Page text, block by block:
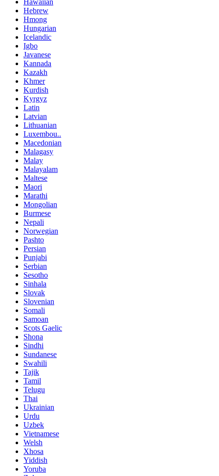
Hebrew
Hmong
Hungarian
Icelandic
Igbo
Javanese
Kannada
Kazakh
Khmer
Kurdish
Kyrgyz
Latin
Latvian
Lithuanian
Luxembou..
Macedonian
Malagasy
Malay
Malayalam
Maltese
Maori
Marathi
Mongolian
Burmese
Nepali
Norwegian
Pashto
Persian
Punjabi
Serbian
Sesotho
Sinhala
Slovak
Slovenian
Somali
Samoan
Scots Gaelic
Shona
Sindhi
Sundanese
Swahili
Tajik
Tamil
Telugu
Thai
Ukrainian
Urdu
Uzbek
Vietnamese
Welsh
Xhosa
Yiddish
Yoruba